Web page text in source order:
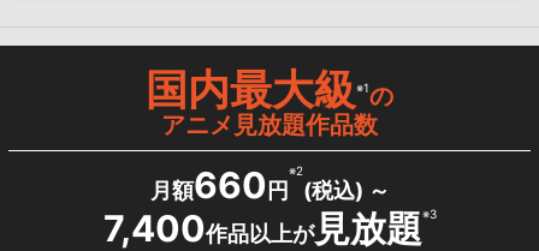
国内最大級※1の
アニメ見放題作品数
月額660 円
※2
(税込) ～
7,400作品以上が見放題※3